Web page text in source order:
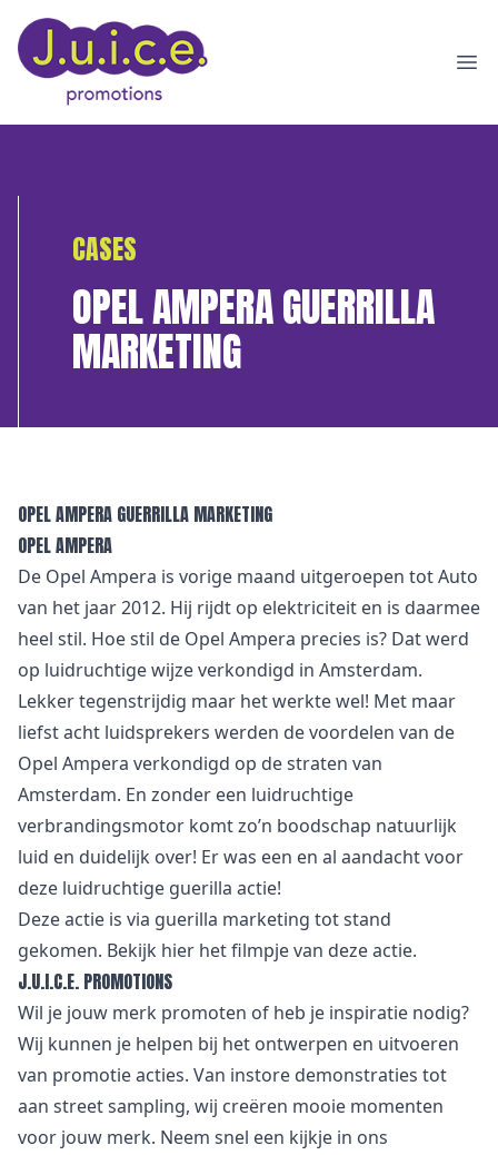
CASES
OPEL AMPERA GUERRILLA
MARKETING
OPEL AMPERA GUERRILLA MARKETING
OPEL AMPERA
De Opel Ampera is vorige maand uitgeroepen tot Auto
van het jaar 2012. Hij rijdt op elektriciteit en is daarmee
heel stil. Hoe stil de Opel Ampera precies is? Dat werd
op luidruchtige wijze verkondigd in Amsterdam.
Lekker tegenstrijdig maar het werkte wel! Met maar
liefst acht luidsprekers werden de voordelen van de
Opel Ampera verkondigd op de straten van
Amsterdam. En zonder een luidruchtige
verbrandingsmotor komt zo’n boodschap natuurlijk
luid en duidelijk over! Er was een en al aandacht voor
deze luidruchtige guerilla actie!
Deze actie is via guerilla marketing tot stand
gekomen. Bekijk hier het filmpje van deze actie.
J.U.I.C.E. PROMOTIONS
Wil je jouw merk promoten of heb je inspiratie nodig?
Wij kunnen je helpen bij het ontwerpen en uitvoeren
van promotie acties. Van instore demonstraties tot
aan street sampling, wij creëren mooie momenten
voor jouw merk. Neem snel een kijkje in ons